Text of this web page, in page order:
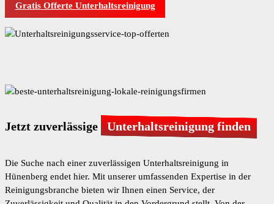
Gratis Offerte Unterhaltsreinigung
Jetzt zuverlässige Unterhaltsreinigung finden
Die Suche nach einer zuverlässigen Unterhaltsreinigung in
Hünenberg endet hier. Mit unserer umfassenden Expertise in der
Reinigungsbranche bieten wir Ihnen einen Service, der